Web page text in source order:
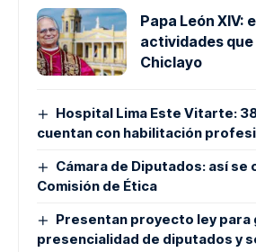
Papa León XIV:
actividades
Chiclayo
Hospital Lima Este Vitarte:
cuentan con habilitación
Cámara de Diputados: así se
Comisión de Ética
Presentan proyecto ley para
presencialidad de diputados y